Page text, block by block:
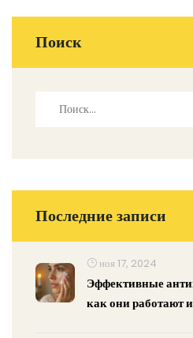
Поиск
Последние записи
ноя 17, 2024
Эффективные
как они работают